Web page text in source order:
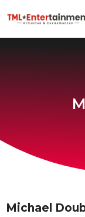
Michael